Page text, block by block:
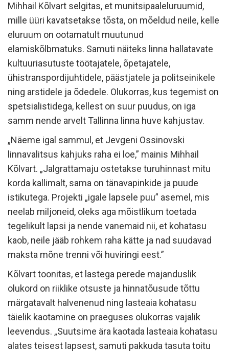
Mihhail Kõlvart selgitas, et munitsipaaleluruumid,
mille üüri kavatsetakse tõsta, on mõeldud neile, kelle
eluruum on ootamatult muutunud
elamiskõlbmatuks. Samuti näiteks linna hallatavate
kultuuriasutuste töötajatele, õpetajatele,
ühistranspordijuhtidele, päästjatele ja politseinikele
ning arstidele ja õdedele. Olukorras, kus tegemist on
spetsialistidega, kellest on suur puudus, on iga
samm nende arvelt Tallinna linna huve kahjustav.
„Näeme igal sammul, et Jevgeni Ossinovski
linnavalitsus kahjuks raha ei loe,” mainis Mihhail
Kõlvart. „Jalgrattamaju ostetakse turuhinnast mitu
korda kallimalt, sama on tänavapinkide ja puude
istikutega. Projekti „igale lapsele puu” asemel, mis
neelab miljoneid, oleks aga mõistlikum toetada
tegelikult lapsi ja nende vanemaid nii, et kohatasu
kaob, neile jääb rohkem raha kätte ja nad suudavad
maksta mõne trenni või huviringi eest.”
Kõlvart toonitas, et lastega perede majanduslik
olukord on riiklike otsuste ja hinnatõusude tõttu
märgatavalt halvenenud ning lasteaia kohatasu
täielik kaotamine on praeguses olukorras vajalik
leevendus. „Suutsime ära kaotada lasteaia kohatasu
alates teisest lapsest, samuti pakkuda tasuta toitu